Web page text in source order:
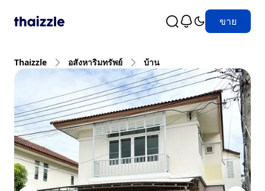
ขาย
Thaizzle อสังหาริมทรัพย์ บ้าน